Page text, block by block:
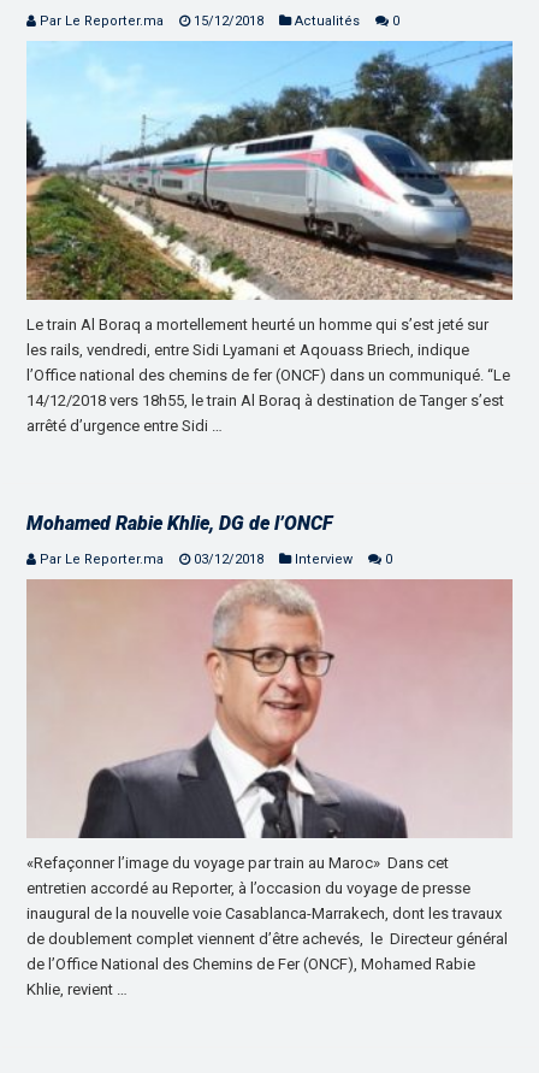
Par Le Reporter.ma 15/12/2018 Actualités 0
Le train Al Boraq a mortellement heurté un homme qui s’est jeté sur
les rails, vendredi, entre Sidi Lyamani et Aqouass Briech, indique
l’Office national des chemins de fer (ONCF) dans un communiqué. “Le
14/12/2018 vers 18h55, le train Al Boraq à destination de Tanger s’est
arrêté d’urgence entre Sidi …
Mohamed Rabie Khlie, DG de l’ONCF
Par Le Reporter.ma 03/12/2018 Interview 0
«Refaçonner l’image du voyage par train au Maroc» Dans cet
entretien accordé au Reporter, à l’occasion du voyage de presse
inaugural de la nouvelle voie Casablanca-Marrakech, dont les travaux
de doublement complet viennent d’être achevés, le Directeur général
de l’Office National des Chemins de Fer (ONCF), Mohamed Rabie
Khlie, revient …